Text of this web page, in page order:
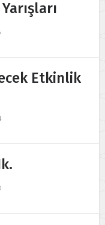
Etkinlik